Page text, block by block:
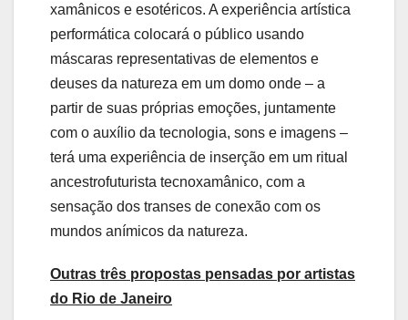
xamânicos e esotéricos. A experiência artística
performática colocará o público usando
máscaras representativas de elementos e
deuses da natureza em um domo onde – a
partir de suas próprias emoções, juntamente
com o auxílio da tecnologia, sons e imagens –
terá uma experiência de inserção em um ritual
ancestrofuturista tecnoxamânico, com a
sensação dos transes de conexão com os
mundos anímicos da natureza.
Outras três propostas pensadas por artistas
do Rio de Janeiro